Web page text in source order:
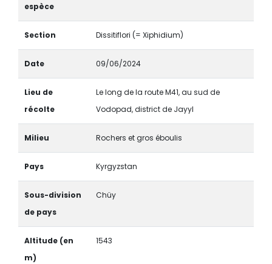
espèce
Section Dissitiflori (= Xiphidium)
Date 09/06/2024
Lieu de
récolte
Le long de la route M41, au sud de
Vodopad, district de Jayyl
Milieu Rochers et gros éboulis
Pays Kyrgyzstan
Sous-division
de pays
Chüy
Altitude (en
m)
1543